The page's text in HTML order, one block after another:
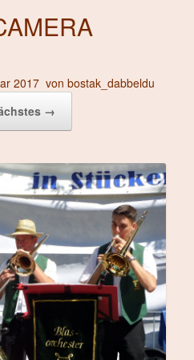
2017 von bostak_dabbeldu
→